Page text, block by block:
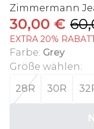
Zimmermann
30,00 €
EXTRA 20%
Farbe: Grey
Größe wählen:
28R
30R